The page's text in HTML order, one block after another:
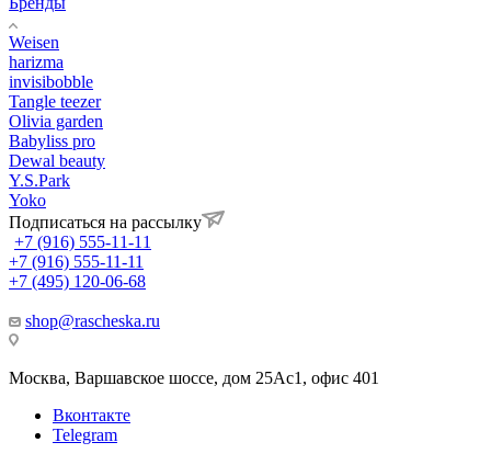
Weisen
harizma
invisibobble
Tangle teezer
Olivia garden
Babyliss pro
Dewal beauty
Y.S.Park
Yoko
Подписаться на рассылку
+7 (916) 555-11-11
+7 (916) 555-11-11
+7 (495) 120-06-68
shop@rascheska.ru
Москва, Варшавское шоссе, дом 25Аc1, офис 401
Вконтакте
Telegram